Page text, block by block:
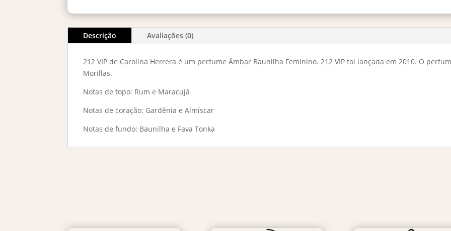
quantidade
Descrição Avaliações (0)
212 VIP de Carolina Herrera é um perfume Âmbar Baunilha Feminino. 212 VIP foi lançada em 2010. O
Morillas.
Notas de topo: Rum e Maracujá
Notas de coração: Gardênia e Almíscar
Notas de fundo: Baunilha e Fava Tonka